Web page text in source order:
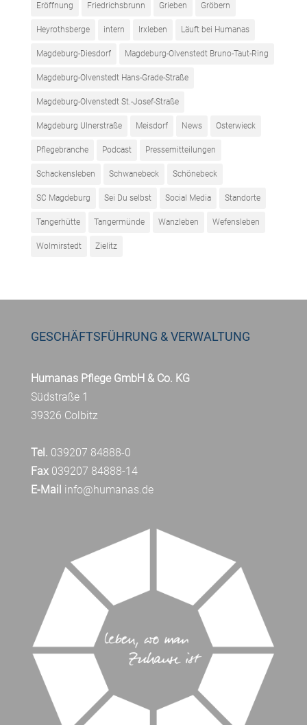
Eröffnung Friedrichsbrunn Grieben Gröbern
Heyrothsberge intern Irxleben Läuft bei Humanas
Magdeburg-Diesdorf Magdeburg-Olvenstedt Bruno-Taut-Ring
Magdeburg-Olvenstedt Hans-Grade-Straße
Magdeburg-Olvenstedt St.-Josef-Straße
Magdeburg Ulnerstraße Meisdorf News Osterwieck
Pflegebranche Podcast Pressemitteilungen
Schackensleben Schwanebeck Schönebeck
SC Magdeburg Sei Du selbst Social Media Standorte
Tangerhütte Tangermünde Wanzleben Wefensleben
Wolmirstedt Zielitz
GESCHÄFTSFÜHRUNG & VERWALTUNG
Humanas Pflege GmbH & Co. KG
Südstraße 1
39326 Colbitz
Tel. 039207 84888-0
Fax039207 84888-14
E-Mail info@humanas.de